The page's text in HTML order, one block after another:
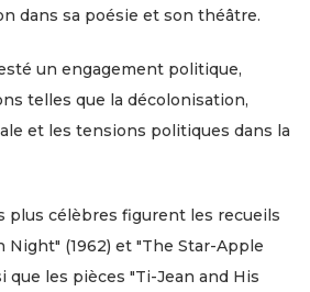
dans sa poésie et son théâtre.
un engagement politique,
telles que la décolonisation,
et les tensions politiques dans la
plus célèbres figurent les recueils
Night" (1962) et "The Star-Apple
que les pièces "Ti-Jean and His